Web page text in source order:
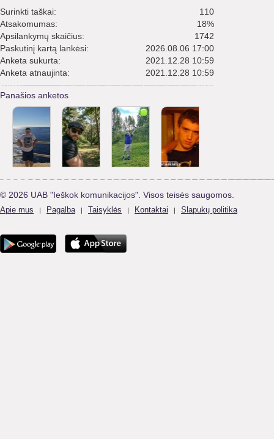
Surinkti taškai:
110
Atsakomumas:
18%
Apsilankymų skaičius:
1742
Paskutinį kartą lankėsi:
2026.08.06 17:00
Anketa sukurta:
2021.12.28 10:59
Anketa atnaujinta:
2021.12.28 10:59
Panašios anketos
© 2026 UAB "Ieškok komunikacijos". Visos teisės saugomos.
Apie mus | Pagalba | Taisyklės | Kontaktai | Slapukų politika